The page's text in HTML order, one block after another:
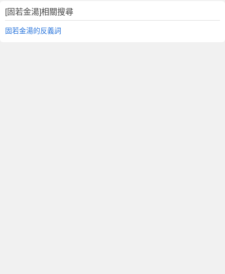
[固若金湯]相關搜尋
固若金湯的反義詞